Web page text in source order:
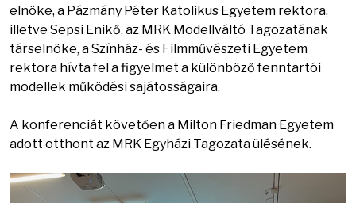
elnöke, a Pázmány Péter Katolikus Egyetem rektora,
illetve Sepsi Enikő, az MRK Modellváltó Tagozatának
társelnöke, a Színház- és Filmművészeti Egyetem
rektora hívta fel a figyelmet a különböző fenntartói
modellek működési sajátosságaira.
A konferenciát követően a Milton Friedman Egyetem
adott otthont az MRK Egyházi Tagozata ülésének.